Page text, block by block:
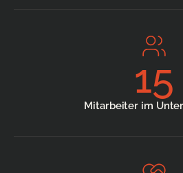
15
Mitarbeiter im